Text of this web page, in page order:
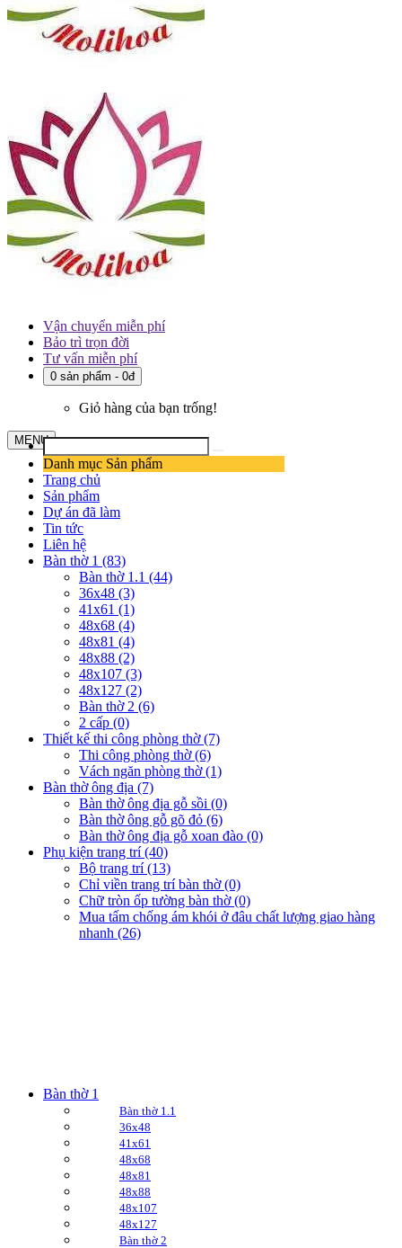
Vận chuyển miễn phí
Bảo trì trọn đời
Tư vấn miễn phí
0 sản phẩm - 0đ
Giỏ hàng của bạn trống!
MENU
Danh mục Sản phẩm
Trang chủ
Sản phẩm
Dự án đã làm
Tin tức
Liên hệ
Bàn thờ 1 (83)
Bàn thờ 1.1 (44)
36x48 (3)
41x61 (1)
48x68 (4)
48x81 (4)
48x88 (2)
48x107 (3)
48x127 (2)
Bàn thờ 2 (6)
2 cấp (0)
Thiết kế thi công phòng thờ (7)
Thi công phòng thờ (6)
Vách ngăn phòng thờ (1)
Bàn thờ ông địa (7)
Bàn thờ ông địa gỗ sồi (0)
Bàn thờ ông gỗ gõ đỏ (6)
Bàn thờ ông địa gỗ xoan đào (0)
Phụ kiện trang trí (40)
Bộ trang trí (13)
Chỉ viền trang trí bàn thờ (0)
Chữ tròn ốp tường bàn thờ (0)
Mua tấm chống ám khói ở đâu chất lượng giao hàng
nhanh (26)
Bàn thờ 1
Bàn thờ 1.1
36x48
41x61
48x68
48x81
48x88
48x107
48x127
Bàn thờ 2